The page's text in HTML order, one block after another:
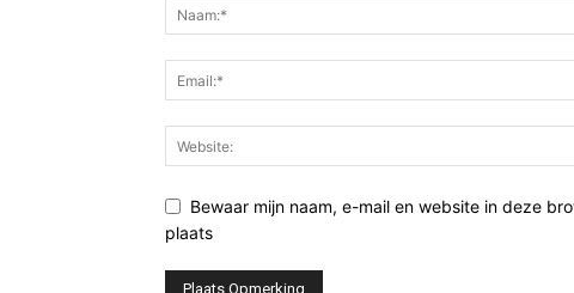
Bewaar mijn naam, e-mail en website in deze
plaats